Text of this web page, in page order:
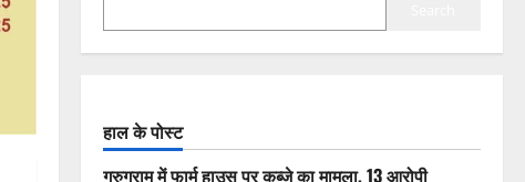
हाल के पोस्ट
गुरुग्राम में फार्म हाउस पर कब्जे का मामला, 13 आरोपी